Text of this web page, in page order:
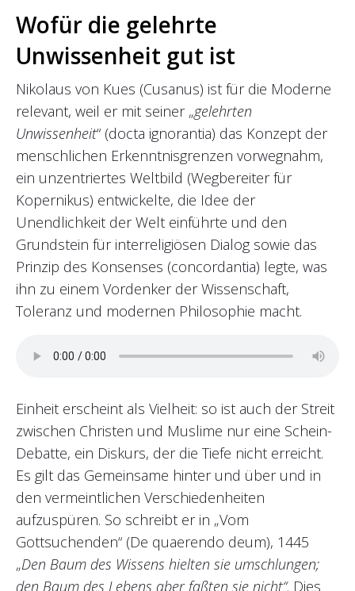
Wofür die gelehrte
Unwissenheit gut ist
Nikolaus von Kues (Cusanus) ist für die Moderne
relevant, weil er mit seiner „gelehrten
Unwissenheit“ (docta ignorantia) das Konzept der
menschlichen Erkenntnisgrenzen vorwegnahm,
ein unzentriertes Weltbild (Wegbereiter für
Kopernikus) entwickelte, die Idee der
Unendlichkeit der Welt einführte und den
Grundstein für interreligiösen Dialog sowie das
Prinzip des Konsenses (concordantia) legte, was
ihn zu einem Vordenker der Wissenschaft,
Toleranz und modernen Philosophie macht.
Einheit erscheint als Vielheit: so ist auch der Streit
zwischen Christen und Muslime nur eine Schein-
Debatte, ein Diskurs, der die Tiefe nicht erreicht.
Es gilt das Gemeinsame hinter und über und in
den vermeintlichen Verschiedenheiten
aufzuspüren. So schreibt er in „Vom
Gottsuchenden“ (De quaerendo deum), 1445
„Den Baum des Wissens hielten sie umschlungen;
den Baum des Lebens aber faßten sie nicht“. Dies